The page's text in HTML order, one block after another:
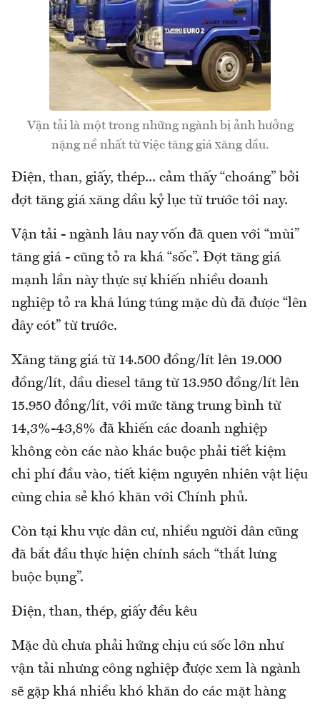
Vận tải là một trong những ngành bị ảnh hưởng
nặng nề nhất từ việc tăng giá xăng dầu.
Điện, than, giấy, thép... cảm thấy “choáng” bởi
đợt tăng giá xăng dầu kỷ lục từ trước tới nay.
Vận tải - ngành lâu nay vốn đã quen với “mùi”
tăng giá - cũng tỏ ra khá “sốc”. Đợt tăng giá
mạnh lần này thực sự khiến nhiều doanh
nghiệp tỏ ra khá lúng túng mặc dù đã được “lên
dây cót” từ trước.
Xăng tăng giá từ 14.500 đồng/lít lên 19.000
đồng/lít, dầu diesel tăng từ 13.950 đồng/lít lên
15.950 đồng/lít, với mức tăng trung bình từ
14,3%-43,8% đã khiến các doanh nghiệp
không còn các nào khác buộc phải tiết kiệm
chi phí đầu vào, tiết kiệm nguyên nhiên vật liệu
cùng chia sẻ khó khăn với Chính phủ.
Còn tại khu vực dân cư, nhiều người dân cũng
đã bắt đầu thực hiện chính sách “thắt lưng
buộc bụng”.
Điện, than, thép, giấy đều kêu
Mặc dù chưa phải hứng chịu cú sốc lớn như
vận tải nhưng công nghiệp được xem là ngành
sẽ gặp khá nhiều khó khăn do các mặt hàng